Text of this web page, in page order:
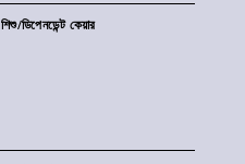
শিশু/ডিপেনডেন্ট কেয়ার